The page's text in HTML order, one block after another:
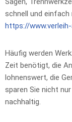
schnell und einfach
https://
Häufig werden
Zeit benötigt, die
lohnenswert, die
sparen Sie nicht
nachhaltig.